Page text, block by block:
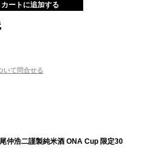
いて問合せる
尾仲浩二謹製純米酒 ONA Cup 限定30